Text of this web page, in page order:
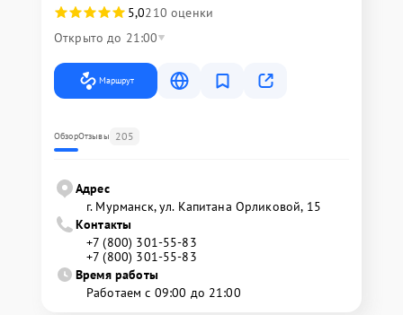
5,0210 оценки
Открыто до 21:00
Маршрут
ОбзорОтзывы 205
Адрес
г. Мурманск, ул. Капитана Орликовой, 15
Контакты
+7 (800) 301-55-83
+7 (800) 301-55-83
Время работы
Работаем с 09:00 до 21:00